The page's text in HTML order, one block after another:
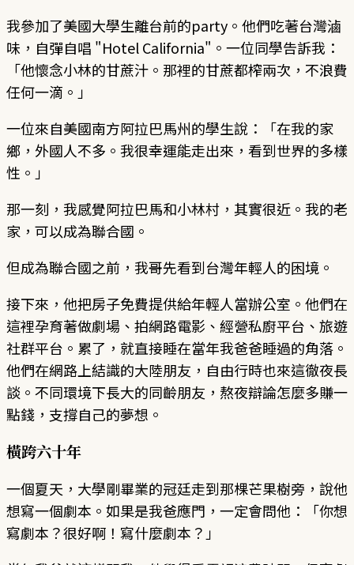
我參加了美國大學生離台前的party。他們吃著台灣滷
味，自彈自唱 "Hotel California"。一位同學告訴我：
「他懷念小林的甘蔗汁。那裡的甘蔗都榨兩次，不浪費
任何一滴。」
一位來自美國南方阿拉巴馬州的學生說：「在我的家
鄉，外國人不多。我很幸運能走出來，看到世界的多樣
性。」
那一刻，我感覺阿拉巴馬和小林村，其實很近。我的老
家，可以成為聯合國。
但成為聯合國之前，我哥先看到台灣年輕人的困境。
接下來，他把房子免費提供給年輕人當辦公室。他們在
這裡孕育著做劇場、拍網路電影、經營私廚平台、旅遊
社群平台。累了，就直接睡在當年我爸爸睡過的角落。
他們在網路上結識的大陸朋友，自由行時也來這徹夜長
談。不同環境下長大的同齡朋友，熬夜辯論怎麼多賺一
點錢，支撐自己的夢想。
橫跨六十年
一個夏天，大學剛畢業的冠廷走到那棵芒果樹旁，說他
想寫一個劇本。如果是我爸應門，一定會問他：「你想
寫劇本？很好啊！寫什麼劇本？」